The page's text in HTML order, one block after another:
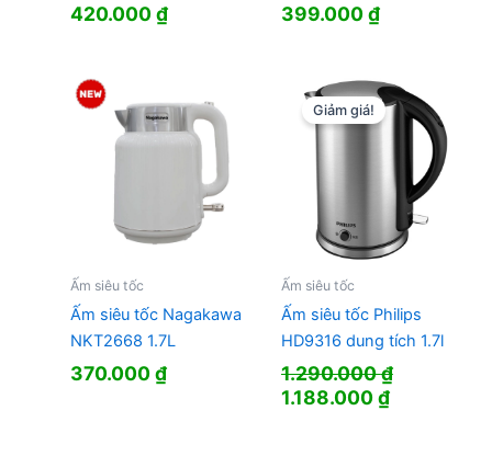
420.000₫ 399.000₫
Ấm siêu tốc
Ấm siêu tốc Nagakawa
NKT2668 1.7L
370.000₫
Giảm giá!
Ấm siêu tốc
Ấm siêu tốc Philips
HD9316 dung tích 1.7l
1.290.000₫
Giá
1.188.000₫Giá